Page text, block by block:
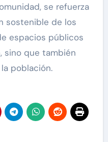
se refuerza
sostenible de los
espacios públicos
sino que también
población.